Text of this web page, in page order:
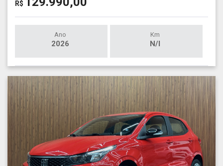
R$
Ano
2026
Km
N/I